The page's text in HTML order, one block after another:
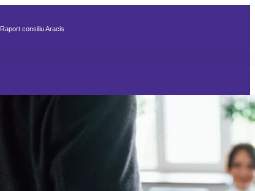
Raport consiliu Aracis